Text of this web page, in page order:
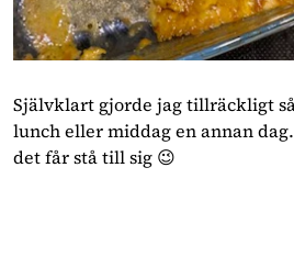
Självklart gjorde jag tillräckligt
lunch eller middag en annan
det får stå till sig 😉